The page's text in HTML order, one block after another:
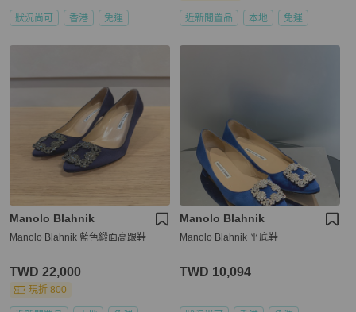
狀況尚可 香港 免運 近新閒置品 本地 免運
Manolo Blahnik
Manolo Blahnik 藍色緞面高跟鞋
TWD 22,000
現折 800
Manolo Blahnik
Manolo Blahnik 平底鞋
TWD 10,094